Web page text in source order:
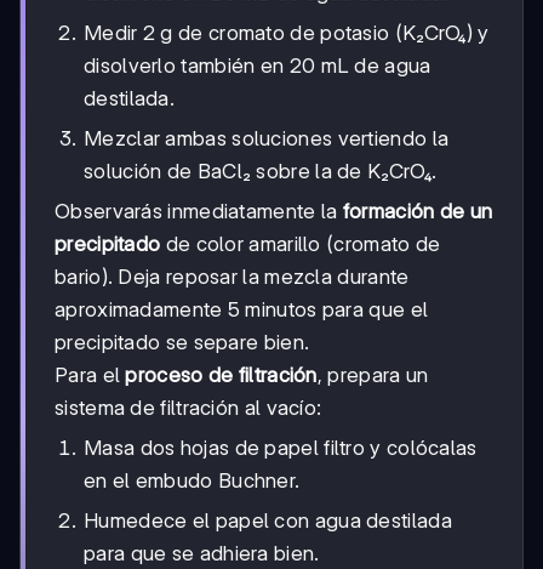
Medir 2 g de cromato de potasio (K₂CrO₄) y
disolverlo también en 20 mL de agua
destilada.
Mezclar ambas soluciones vertiendo la
solución de BaCl₂ sobre la de K₂CrO₄.
Observarás inmediatamente la formación de un
precipitado de color amarillo (cromato de
bario). Deja reposar la mezcla durante
aproximadamente 5 minutos para que el
precipitado se separe bien.
Para elproceso de filtración, prepara un
sistema de filtración al vacío:
Masa dos hojas de papel filtro y colócalas
en el embudo Buchner.
Humedece el papel con agua destilada
para que se adhiera bien.